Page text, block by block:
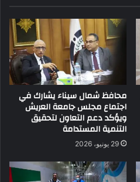
محافظ شمال سيناء يشارك في
اجتماع مجلس جامعة العريش
ويؤكد دعم التعاون لتحقيق
التنمية المستدامة
29 يونيو، 2026